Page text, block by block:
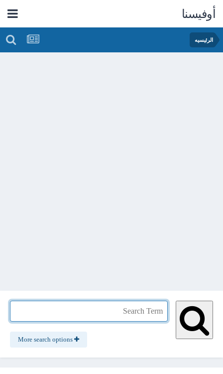
أوفيسنا
الرئيسيه